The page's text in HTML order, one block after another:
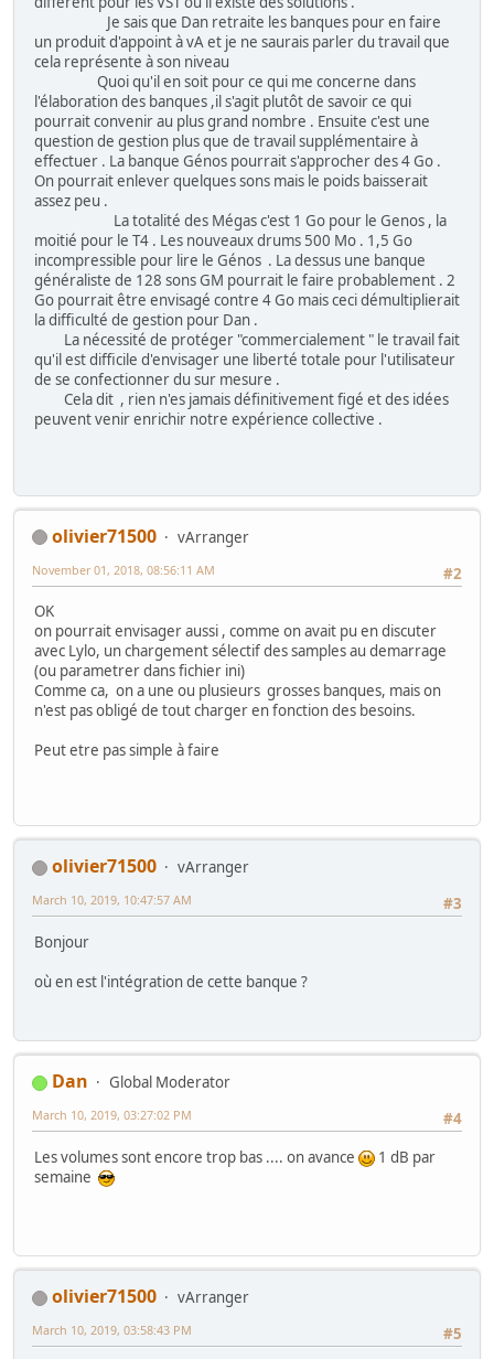
Je sais que Dan retraite les banques pour en faire
un produit d'appoint à vA et je ne saurais parler du travail que
cela représente à son niveau
Quoi qu'il en soit pour ce qui me concerne dans
l'élaboration des banques ,il s'agit plutôt de savoir ce qui
pourrait convenir au plus grand nombre . Ensuite c'est une
question de gestion plus que de travail supplémentaire à
effectuer . La banque Génos pourrait s'approcher des 4 Go .
On pourrait enlever quelques sons mais le poids baisserait
assez peu .
La totalité des Mégas c'est 1 Go pour le Genos , la
moitié pour le T4 . Les nouveaux drums 500 Mo . 1,5 Go
incompressible pour lire le Génos . La dessus une banque
généraliste de 128 sons GM pourrait le faire probablement . 2
Go pourrait être envisagé contre 4 Go mais ceci démultiplierait
la difficulté de gestion pour Dan .
La nécessité de protéger "commercialement " le travail fait
qu'il est difficile d'envisager une liberté totale pour l'utilisateur
de se confectionner du sur mesure .
Cela dit , rien n'es jamais définitivement figé et des idées
peuvent venir enrichir notre expérience collective .
olivier71500
vArranger
#2
November 01, 2018, 08:56:11 AM
OK
on pourrait envisager aussi , comme on avait pu en discuter
avec Lylo, un chargement sélectif des samples au demarrage
(ou parametrer dans fichier ini)
Comme ca, on a une ou plusieurs grosses banques, mais on
n'est pas obligé de tout charger en fonction des besoins.
Peut etre pas simple à faire
olivier71500
vArranger
#3
March 10, 2019, 10:47:57 AM
Bonjour
où en est l'intégration de cette banque ?
Dan
Global Moderator
#4
March 10, 2019, 03:27:02 PM
Les volumes sont encore trop bas .... on avance
1 dB par
semaine
olivier71500
vArranger
#5
March 10, 2019, 03:58:43 PM